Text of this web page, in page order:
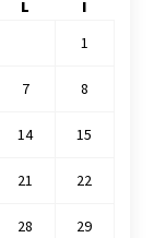
L
I
1
7 8
14 15
21 22
28 29